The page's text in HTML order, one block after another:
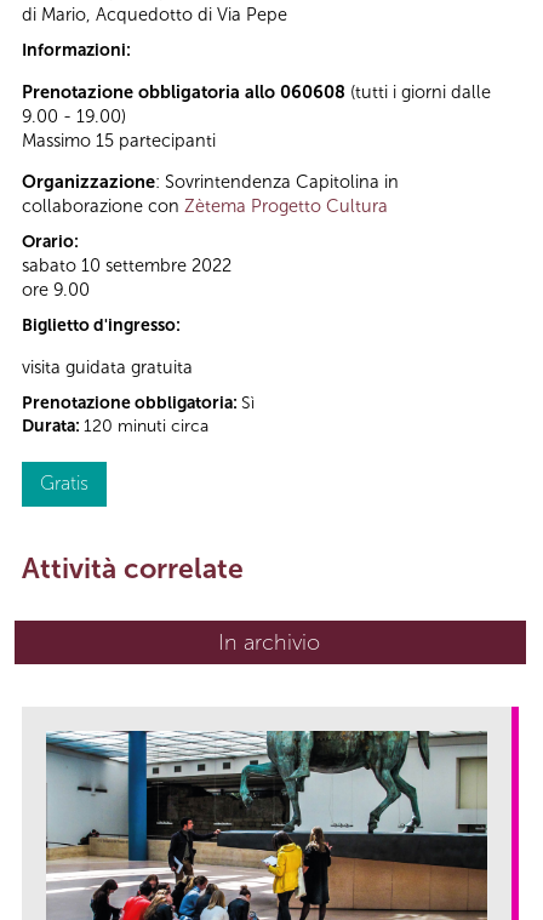
di Mario, Acquedotto di Via Pepe
Informazioni:
Prenotazione obbligatoria allo 060608 (tutti i giorni dalle
9.00 - 19.00)
Massimo 15 partecipanti
Organizzazione: Sovrintendenza Capitolina in
collaborazione con Zètema Progetto Cultura
Orario:
sabato 10 settembre 2022
ore 9.00
Biglietto d'ingresso:
visita guidata gratuita
Prenotazione obbligatoria: Sì
Durata: 120 minuti circa
Gratis
Attività correlate
In archivio